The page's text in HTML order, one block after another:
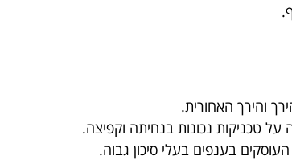
והירך האחורית.
על טכניקות נכונות בנחיתה וקפיצה.
בענפים בעלי סיכון גבוה.